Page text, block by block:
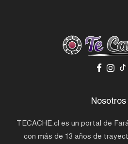
Nosotros
TECACHE.cl es un portal de
con más de 13 años de